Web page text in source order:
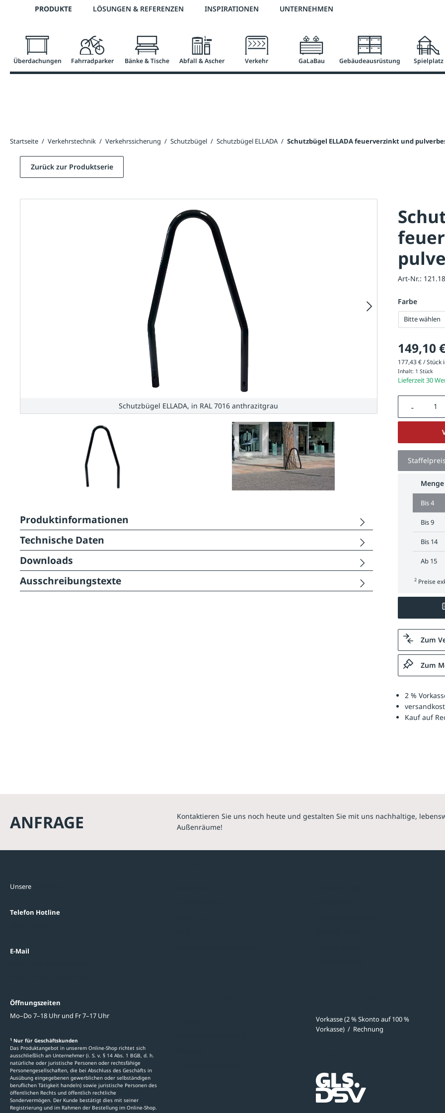
Zur Hauptnavigation springen
Telefon: 0800 / 100 49 02 2 % Vorkassen-Skonto versandkostenfrei ab 50 €
PRODUKTE LÖSUNGEN & REFERENZEN INSPIRATIONEN UNTERNEHMEN
Überdachungen Fahrradparker Bänke & Tische Abfall & Ascher Verkehr GaLaBau Gebäudeausrüstung Spielplatz
Startseite / Verkehrstechnik / Verkehrssicherung / Schutzbügel / Schutzbügel ELLADA / Schutzbügel ELLADA feuerverzinkt und
Art-Nr.:
Farbe
Bitte wählen
149,10
177,43 € / Stück
Inhalt: 1 Stück
Lieferzeit 30
Produkt
Menge
Bis4
Bis9
Bis 14
Ab 15
2Preise
Zum
Zum
2 %
Kauf auf
Zurück zur Produktserie
Schutzbügel ELLADA, in RAL 7016 anthrazitgrau
Produktinformationen
Technische Daten
Downloads
Ausschreibungstexte
ANFRAGE
Kontaktieren Sie uns noch heute und gestalten Sie mit uns nachhaltige,
Außenräume!
Unsere
Telefon Hotline
E-Mail
Öffnungszeiten
Mo–Do 7–18 Uhr und Fr 7–17 Uhr
1 Nur für Geschäftskunden
Das Produktangebot in unserem Online-Shop richtet sich
ausschließlich an Unternehmer (i. S. v. § 14 Abs. 1 BGB, d. h.
natürliche oder juristische Personen oder rechtsfähige
Personengesellschaften, die bei Abschluss des Geschäfts in
Ausübung eingegebenen gewerblichen oder selbständigen
beruflichen Tätigkeit handeln) sowie juristische Personen des
öffentlichen Rechts und öffentlich rechtliche
Sondervermögen. Der Kunde bestätigt dies mit seiner
Registrierung und im Rahmen der Bestellung im Online-Shop.
Vorkasse (2 % Skonto auf 100 %
Vorkasse) / Rechnung